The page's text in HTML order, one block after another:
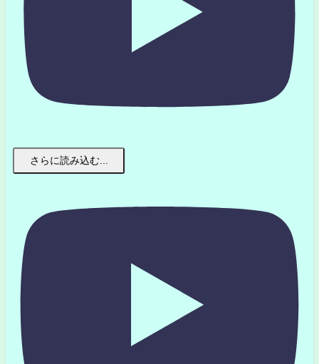
さらに読み込む...